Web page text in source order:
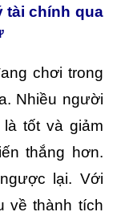
tài chính qua
chơi trong
Nhiều người
tốt và giảm
thắng hơn.
lại. Với
về thành tích